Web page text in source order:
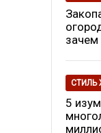
зачем
СТИЛЬ
5